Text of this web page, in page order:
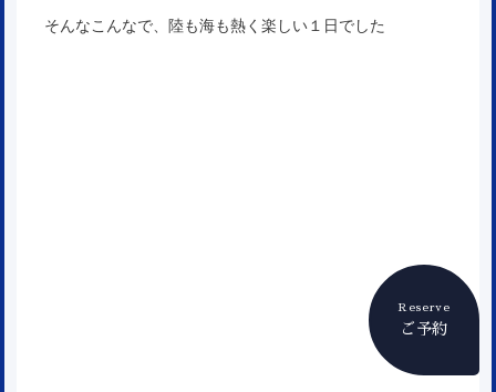
Reserve
ご予約
そんなこんなで、陸も海も熱く楽しい１日でした